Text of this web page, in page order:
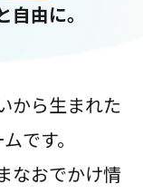
由に。
から生まれた
です。
なおでかけ情